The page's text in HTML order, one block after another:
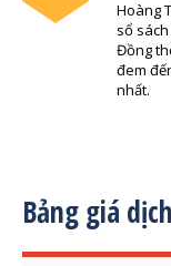
Hoàng
sổ
Đồng
đem
nhất.
Bảng giá